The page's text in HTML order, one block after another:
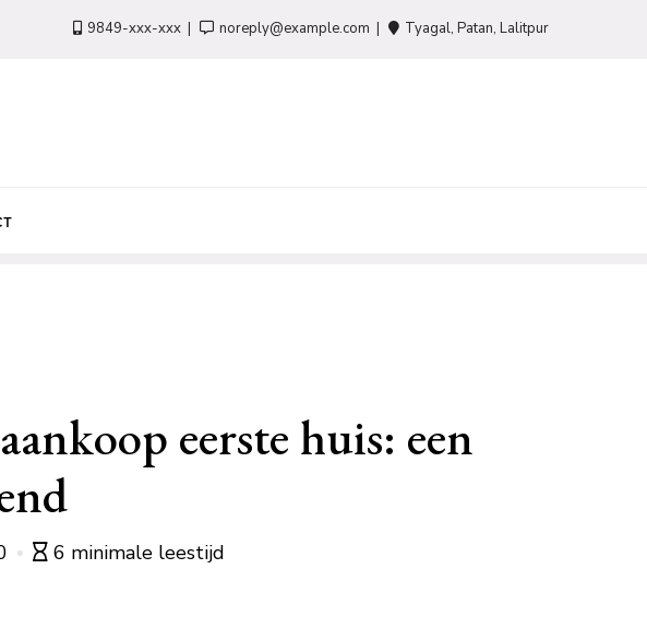
9849-xxx-xxx noreply@example.com Tyagal, Patan, Lalitpur
eerste huis: een
6 minimale leestijd